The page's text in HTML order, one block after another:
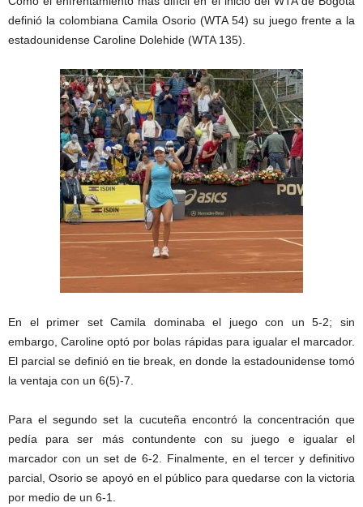
definió la colombiana Camila Osorio (WTA 54) su juego frente a la
estadounidense Caroline Dolehide (WTA 135).
En el primer set Camila dominaba el juego con un 5-2; sin
embargo, Caroline optó por bolas rápidas para igualar el marcador.
El parcial se definió en tie break, en donde la estadounidense tomó
la ventaja con un 6(5)-7.
Para el segundo set la cucuteña encontró la concentración que
pedía para ser más contundente con su juego e igualar el
marcador con un set de 6-2. Finalmente, en el tercer y definitivo
parcial, Osorio se apoyó en el público para quedarse con la victoria
por medio de un 6-1.